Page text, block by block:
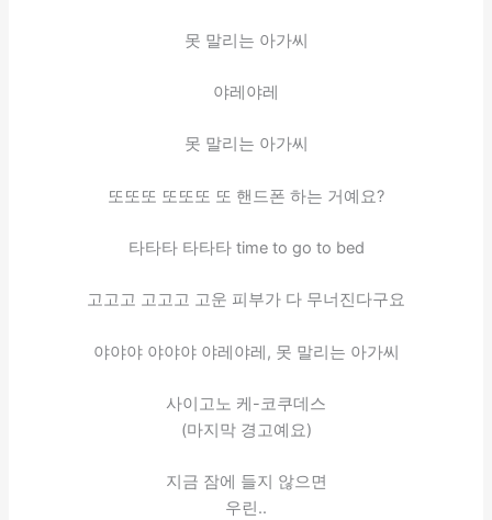
못 말리는 아가씨
야레야레
못 말리는 아가씨
또또또 또또또 또 핸드폰 하는 거예요?
타타타 타타타 time to go to bed
고고고 고고고 고운 피부가 다 무너진다구요
야야야 야야야 야레야레, 못 말리는 아가씨
사이고노 케-코쿠데스
(마지막 경고예요)
지금 잠에 들지 않으면
우린..